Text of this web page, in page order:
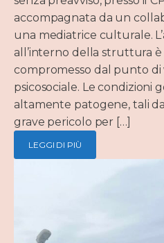
accompagnata da un
una mediatrice culturale.
all’interno della struttura
compromesso dal punto di
psicosociale. Le condizioni
altamente patogene, tali
grave pericolo per […]
LEGGI DI PIÙ